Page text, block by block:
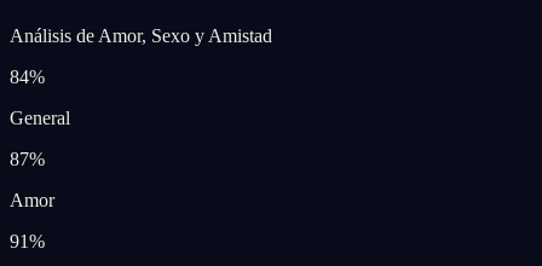
Análisis de Amor, Sexo y Amistad
84%
General
87%
Amor
91%